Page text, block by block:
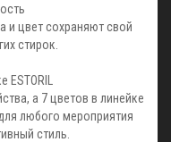
и цвет сохраняют свой
стирок.
а 7 цветов в линейке
любого мероприятия
стиль.